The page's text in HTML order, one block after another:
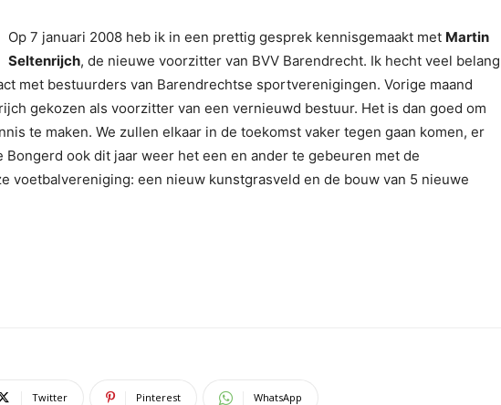
Op 7 januari 2008 heb ik in een prettig gesprek kennisgemaakt met Martin
Seltenrijch, de nieuwe voorzitter van BVV Barendrecht. Ik hecht veel belang
met bestuurders van Barendrechtse sportverenigingen. Vorige maand
gekozen als voorzitter van een vernieuwd bestuur. Het is dan goed om
te maken. We zullen elkaar in de toekomst vaker tegen gaan komen, er
Bongerd ook dit jaar weer het een en ander te gebeuren met de
voetbalvereniging: een nieuw kunstgrasveld en de bouw van 5 nieuwe
Twitter Pinterest WhatsApp